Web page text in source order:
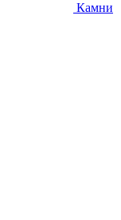
Камни